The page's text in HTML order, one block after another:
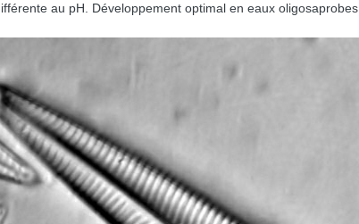
au pH. Développement optimal en eaux oligosaprobes.